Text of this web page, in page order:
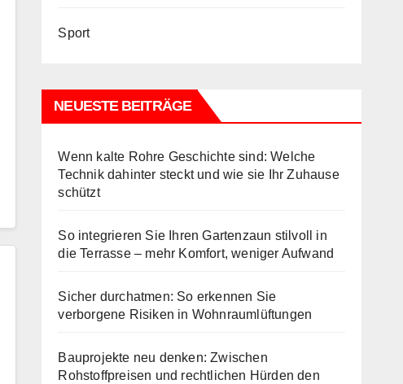
Sport
NEUESTE BEITRÄGE
Wenn kalte Rohre Geschichte sind: Welche
Technik dahinter steckt und wie sie Ihr Zuhause
schützt
So integrieren Sie Ihren Gartenzaun stilvoll in
die Terrasse – mehr Komfort, weniger Aufwand
Sicher durchatmen: So erkennen Sie
verborgene Risiken in Wohnraumlüftungen
Bauprojekte neu denken: Zwischen
Rohstoffpreisen und rechtlichen Hürden den